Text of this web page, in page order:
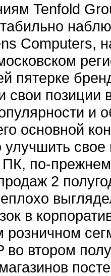
Tenfold
Computers,
пятерке
свои позиции
и
основной
улучшить
ПК, по-
2
в
розничном
во втором